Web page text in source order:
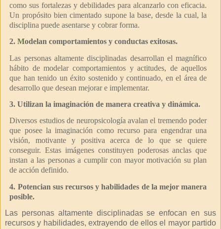
como sus fortalezas y debilidades para alcanzarlo con eficacia.
Un propósito bien cimentado supone la base, desde la cual, la
disciplina puede asentarse y cobrar forma.
2.Modelan comportamientos y conductas exitosas.
Las personas altamente disciplinadas desarrollan el magnífico
hábito de modelar comportamientos y actitudes, de aquellos
que han tenido un éxito sostenido y continuado, en el área de
desarrollo que desean mejorar e implementar.
3. Utilizan la imaginación de manera creativa y dinámica.
Diversos estudios de neuropsicología avalan el tremendo poder
que posee la imaginación como recurso para engendrar una
visión, motivante y positiva acerca de lo que se quiere
conseguir. Estas imágenes constituyen poderosas anclas que
instan a las personas a cumplir con mayor motivación su plan
de acción definido.
4. Potencian sus recursos y habilidades de la mejor manera
posible.
Las personas altamente disciplinadas se enfocan en sus
recursos y habilidades, extrayendo de ellos el mayor partido